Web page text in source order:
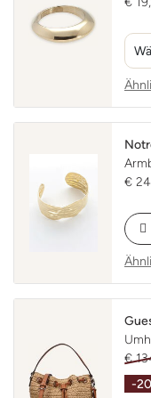
Um dir
Cookies auf
analytische
verbessert wird.
platziert und
Marketing-
Präferenzen zu
Angebote zu
Zustimmung.
werden nur die
erhalten oder
Reject
€
€
-